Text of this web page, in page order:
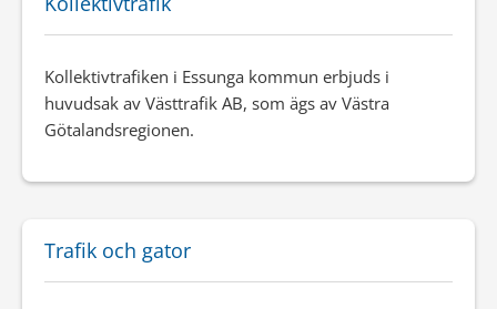
Kollektivtrafiken i Essunga kommun erbjuds i
huvudsak av Västtrafik AB, som ägs av Västra
Götalandsregionen.
Trafik och gator